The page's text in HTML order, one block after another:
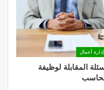
إدارة أعمال
المقابلة لوظيفة